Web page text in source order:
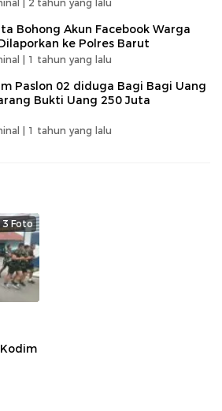
| 2 tahun yang lalu
Bohong Akun Facebook Warga
ke Polres Barut
| 1 tahun yang lalu
Paslon 02 diduga Bagi Bagi Uang
Bukti Uang 250 Juta
| 1 tahun yang lalu
3 Foto